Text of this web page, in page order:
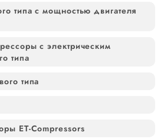
типа с мощностью двигателя
с электрическим
типа
типа
ET-Compressors